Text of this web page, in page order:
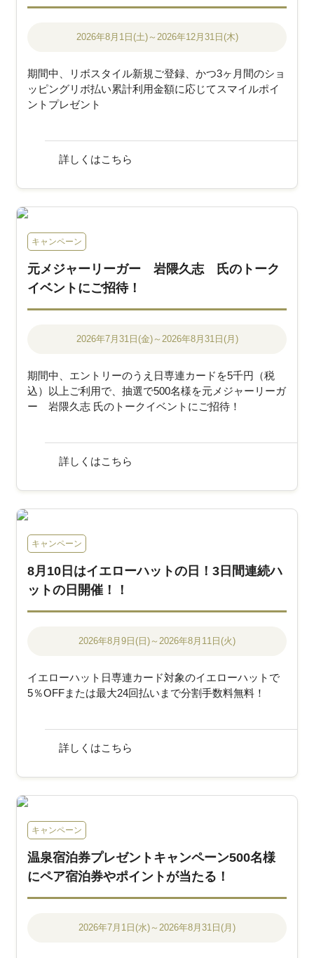
2026年8月1日(土)～2026年12月31日(木)
期間中、リボスタイル新規ご登録、かつ3ヶ月間のショ
ッピングリボ払い累計利用金額に応じてスマイルポイ
ントプレゼント
詳しくはこちら
キャンペーン
元メジャーリーガー 岩隈久志 氏のトーク
イベントにご招待！
2026年7月31日(金)～2026年8月31日(月)
期間中、エントリーのうえ日専連カードを5千円（税
込）以上ご利用で、抽選で500名様を元メジャーリーガ
ー 岩隈久志 氏のトークイベントにご招待！
詳しくはこちら
キャンペーン
8月10日はイエローハットの日！3日間連続ハ
ットの日開催！！
2026年8月9日(日)～2026年8月11日(火)
イエローハット日専連カード対象のイエローハットで
5％OFFまたは最大24回払いまで分割手数料無料！
詳しくはこちら
キャンペーン
温泉宿泊券プレゼントキャンペーン500名様
にペア宿泊券やポイントが当たる！
2026年7月1日(水)～2026年8月31日(月)